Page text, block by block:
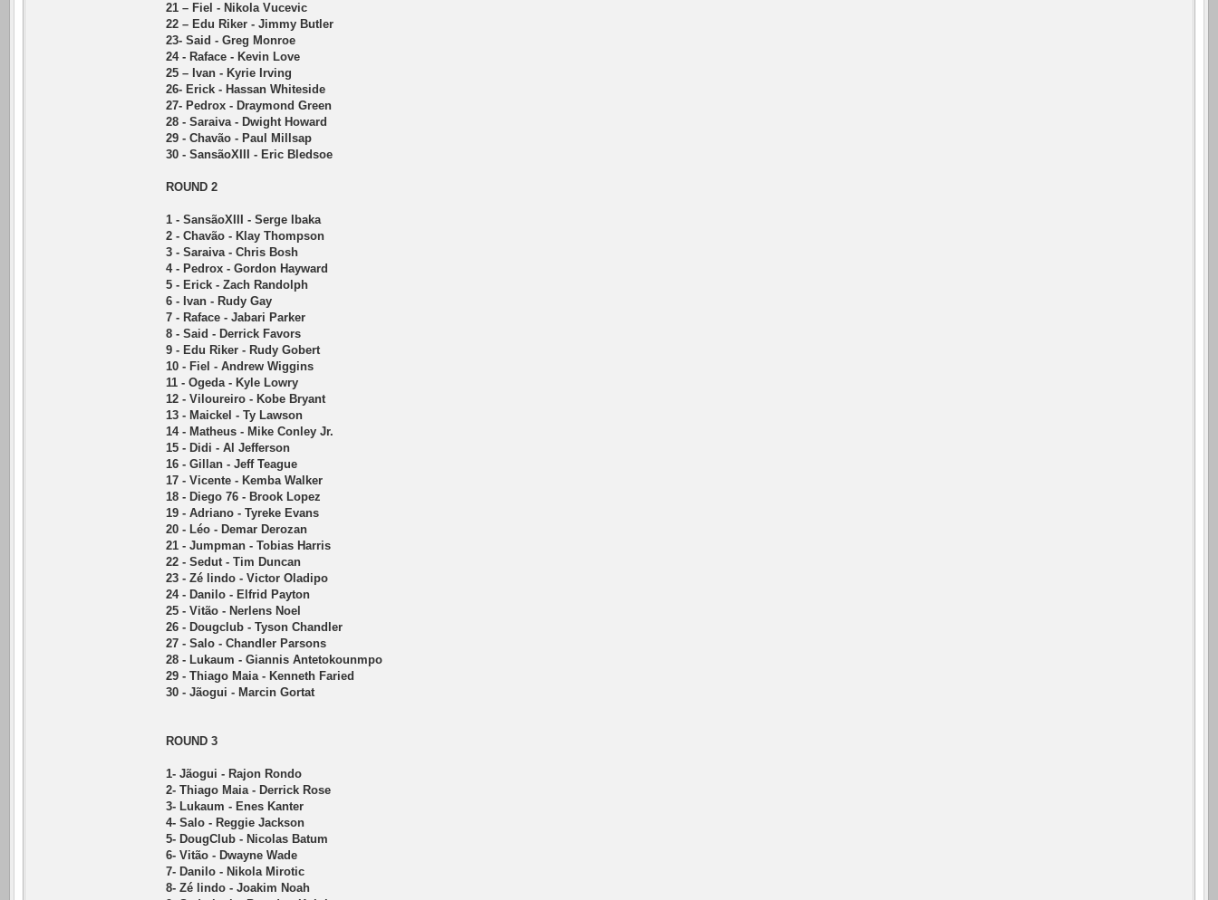
21 – Fiel - Nikola Vucevic
22 – Edu Riker - Jimmy Butler
23- Said - Greg Monroe
24 - Raface - Kevin Love
25 – Ivan - Kyrie Irving
26- Erick - Hassan Whiteside
27- Pedrox - Draymond Green
28 - Saraiva - Dwight Howard
29 - Chavão - Paul Millsap
30 - SansãoXIII - Eric Bledsoe
ROUND 2
1 - SansãoXIII - Serge Ibaka
2 - Chavão - Klay Thompson
3 - Saraiva - Chris Bosh
4 - Pedrox - Gordon Hayward
5 - Erick - Zach Randolph
6 - Ivan - Rudy Gay
7 - Raface - Jabari Parker
8 - Said - Derrick Favors
9 - Edu Riker - Rudy Gobert
10 - Fiel - Andrew Wiggins
11 - Ogeda - Kyle Lowry
12 - Viloureiro - Kobe Bryant
13 - Maickel - Ty Lawson
14 - Matheus - Mike Conley Jr.
15 - Didi - Al Jefferson
16 - Gillan - Jeff Teague
17 - Vicente - Kemba Walker
18 - Diego 76 - Brook Lopez
19 - Adriano - Tyreke Evans
20 - Léo - Demar Derozan
21 - Jumpman - Tobias Harris
22 - Sedut - Tim Duncan
23 - Zé lindo - Victor Oladipo
24 - Danilo - Elfrid Payton
25 - Vitão - Nerlens Noel
26 - Dougclub - Tyson Chandler
27 - Salo - Chandler Parsons
28 - Lukaum - Giannis Antetokounmpo
29 - Thiago Maia - Kenneth Faried
30 - Jãogui - Marcin Gortat
ROUND 3
1- Jãogui - Rajon Rondo
2- Thiago Maia - Derrick Rose
3- Lukaum - Enes Kanter
4- Salo - Reggie Jackson
5- DougClub - Nicolas Batum
6- Vitão - Dwayne Wade
7- Danilo - Nikola Mirotic
8- Zé lindo - Joakim Noah